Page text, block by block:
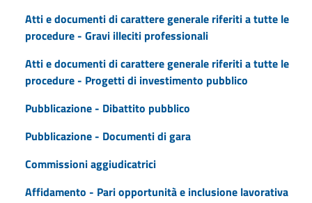
Atti e documenti di carattere generale riferiti a tutte le
procedure - Gravi illeciti professionali
Atti e documenti di carattere generale riferiti a tutte le
procedure - Progetti di investimento pubblico
Pubblicazione - Dibattito pubblico
Pubblicazione - Documenti di gara
Commissioni aggiudicatrici
Affidamento - Pari opportunità e inclusione lavorativa